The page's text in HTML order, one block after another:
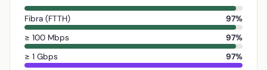
Fibra (FTTH)
97%
≥ 100 Mbps
97%
≥ 1 Gbps
97%